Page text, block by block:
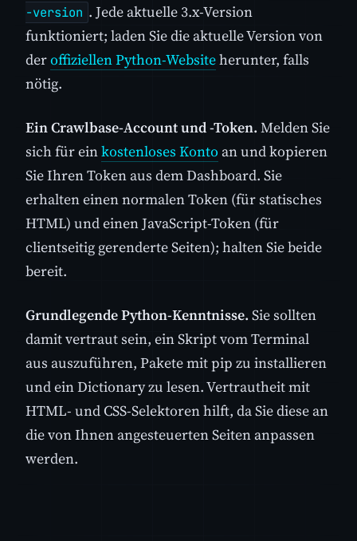
-version . Jede aktuelle 3.x-Version
funktioniert; laden Sie die aktuelle Version von
deroffiziellen Python-Websiteherunter, falls
nötig.
Ein Crawlbase-Account und -Token. Melden Sie
sich für einkostenloses Konto an und kopieren
Sie Ihren Token aus dem Dashboard. Sie
erhalten einen normalen Token (für statisches
HTML) und einen JavaScript-Token (für
clientseitig gerenderte Seiten); halten Sie beide
bereit.
Grundlegende Python-Kenntnisse. Sie sollten
damit vertraut sein, ein Skript vom Terminal
aus auszuführen, Pakete mit pip zu installieren
und ein Dictionary zu lesen. Vertrautheit mit
HTML- und CSS-Selektoren hilft, da Sie diese an
die von Ihnen angesteuerten Seiten anpassen
werden.